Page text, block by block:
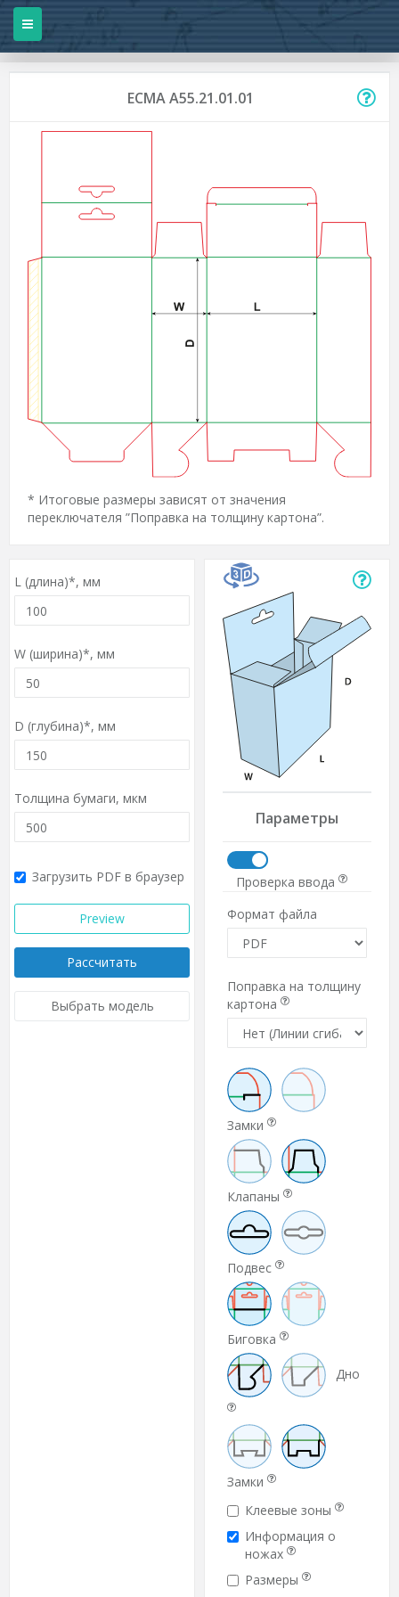
ECMA A55.21.01.01
* Итоговые размеры зависят от значения
переключателя ”Поправка на толщину картона”.
L (длина)*, мм
W (ширина)*, мм
D (глубина)*, мм
Толщина бумаги, мкм
Загрузить PDF в браузер
Preview
Рассчитать
Выбрать модель
Параметры
Проверка ввода
Формат файла
Поправка на толщину
картона
Замки
Клапаны
Подвес
Биговка
Дно
Замки
Клеевые зоны
Информация о
ножах
Размеры